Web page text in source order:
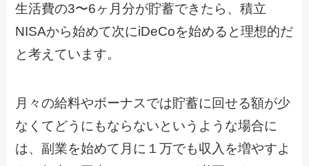
生活費の3〜6ヶ月分が貯蓄できたら、積立
NISAから始めて次にiDeCoを始めると理想的だ
と考えています。
月々の給料やボーナスでは貯蓄に回せる額が少
なくてどうにもならないというような場合に
は、副業を始めて月に１万でも収入を増やすよ